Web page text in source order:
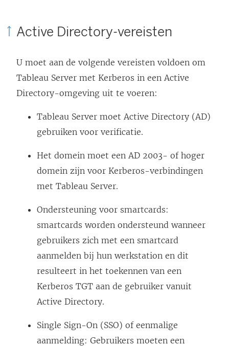
o
d
t
i
n
n
e
r
Active Directory-vereisten
U moet aan de volgende vereisten voldoen om
Tableau Server met Kerberos in een Active
Directory-omgeving uit te voeren:
Tableau Server moet Active Directory (AD)
gebruiken voor verificatie.
Het domein moet een AD 2003- of hoger
domein zijn voor Kerberos-verbindingen
met Tableau Server.
Ondersteuning voor smartcards:
smartcards worden ondersteund wanneer
gebruikers zich met een smartcard
aanmelden bij hun werkstation en dit
resulteert in het toekennen van een
Kerberos TGT aan de gebruiker vanuit
Active Directory.
Single Sign-On (SSO) of eenmalige
aanmelding: Gebruikers moeten een